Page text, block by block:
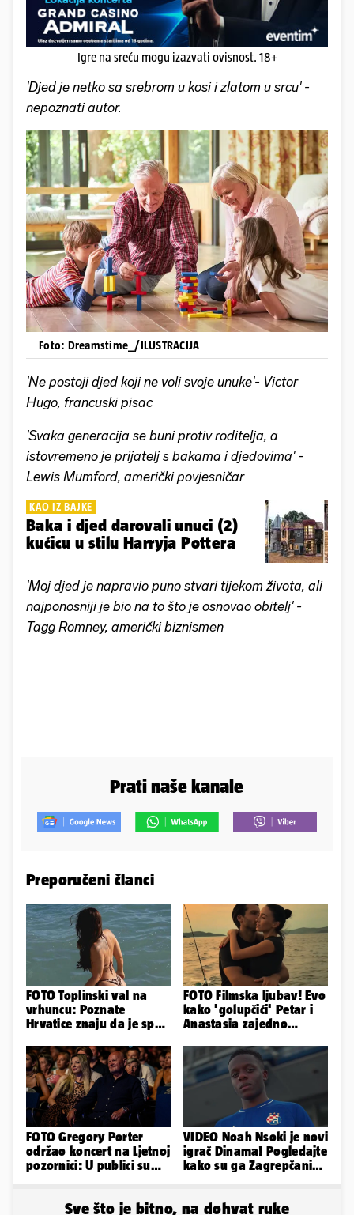
Igre na sreću mogu izazvati ovisnost. 18+
'Djed je netko sa srebrom u kosi i zlatom u srcu' -
nepoznati autor.
Foto: Dreamstime_/ILUSTRACIJA
'Ne postoji djed koji ne voli svoje unuke'- Victor
Hugo, francuski pisac
'Svaka generacija se buni protiv roditelja, a
istovremeno je prijatelj s bakama i djedovima' -
Lewis Mumford, američki povjesničar
KAO IZ BAJKE
Baka i djed darovali unuci (2)
kućicu u stilu Harryja Pottera
'Moj djed je napravio puno stvari tijekom života, ali
najponosniji je bio na to što je osnovao obitelj' -
Tagg Romney, američki biznismen
Prati naše kanale
Preporučeni članci
FOTO Toplinski val na
vrhuncu: Poznate
Hrvatice znaju da je spas
FOTO Filmska ljubav! Evo
kako 'golupčići' Petar i
Anastasia zajedno
FOTO Gregory Porter
održao koncert na Ljetnoj
pozornici: U publici su
VIDEO Noah Nsoki je novi
igrač Dinama! Pogledajte
kako su ga Zagrepčani
Sve što je bitno, na dohvat ruke